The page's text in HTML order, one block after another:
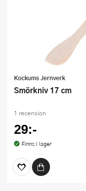
Kockums Jernverk
Smörkniv 17 cm
1 recension
29:-
Finns i lager